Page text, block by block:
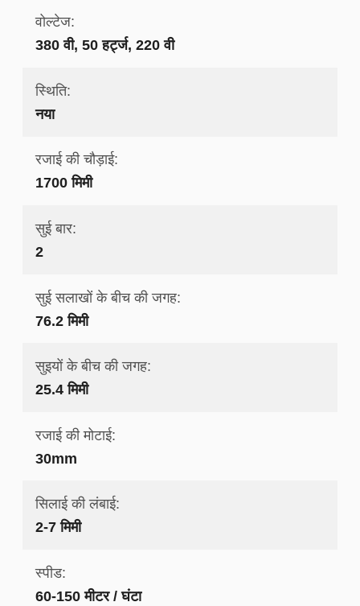
वोल्टेज:
380 वी, 50 हर्ट्ज, 220 वी
स्थिति:
नया
रजाई की चौड़ाई:
1700 मिमी
सुई बार:
2
सुई सलाखों के बीच की जगह:
76.2 मिमी
सुइयों के बीच की जगह:
25.4 मिमी
रजाई की मोटाई:
30mm
सिलाई की लंबाई:
2-7 मिमी
स्पीड:
60-150 मीटर / घंटा